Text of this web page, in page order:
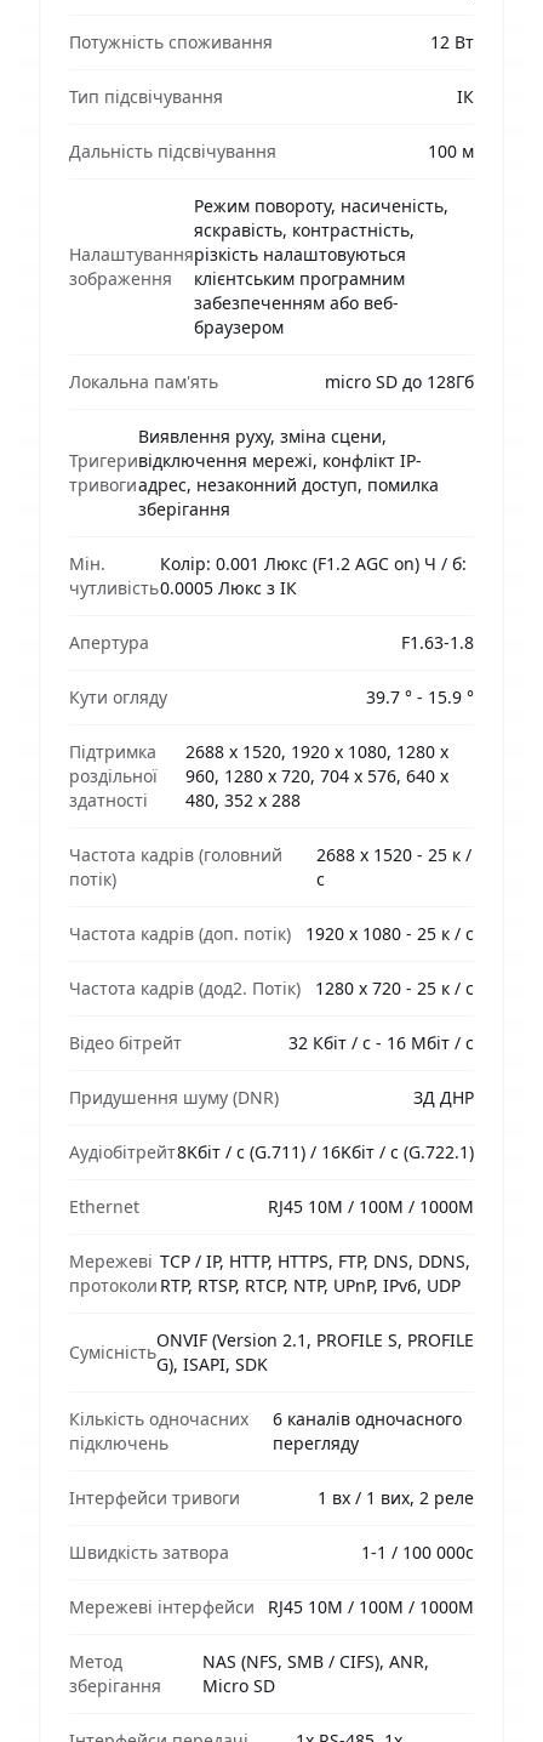
Потужність споживання 12 Вт
Тип підсвічування ІК
Дальність підсвічування 100 м
Налаштування
зображення
Режим повороту, насиченість,
яскравість, контрастність,
різкість налаштовуються
клієнтським програмним
забезпеченням або веб-
браузером
Локальна пам'ять micro SD до 128Гб
Тригери
тривоги
Виявлення руху, зміна сцени,
відключення мережі, конфлікт IP-
адрес, незаконний доступ, помилка
зберігання
Мін.
чутливість
Колір: 0.001 Люкс (F1.2 AGC on) Ч / б:
0.0005 Люкс з ІК
Апертура F1.63-1.8
Кути огляду 39.7 ° - 15.9 °
Підтримка
роздільної
здатності
2688 х 1520, 1920 х 1080, 1280 х
960, 1280 х 720, 704 х 576, 640 х
480, 352 х 288
Частота кадрів (головний
потік)
2688 х 1520 - 25 к /
с
Частота кадрів (доп. потік) 1920 х 1080 - 25 к / с
Частота кадрів (дод2. Потік) 1280 х 720 - 25 к / с
Відео бітрейт 32 Кбіт / с - 16 Мбіт / с
Придушення шуму (DNR) ЗД ДНР
Аудіобітрейт8Kбіт / с (G.711) / 16Kбіт / с (G.722.1)
Ethernet RJ45 10M / 100M / 1000M
Мережеві
протоколи
TCP / IP, HTTP, HTTPS, FTP, DNS, DDNS,
RTP, RTSP, RTCP, NTP, UPnP, IPv6, UDP
Сумісність
ONVIF (Version 2.1, PROFILE S, PROFILE
G), ISAPI, SDK
Кількість одночасних
підключень
6 каналів одночасного
перегляду
Інтерфейси тривоги 1 вх / 1 вих, 2 реле
Швидкість затвора 1-1 / 100 000с
Мережеві інтерфейси RJ45 10M / 100M / 1000M
Метод
зберігання
NAS (NFS, SMB / CIFS), ANR,
Micro SD